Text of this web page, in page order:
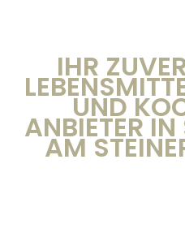
IHR
ND
NBIETER IN
M